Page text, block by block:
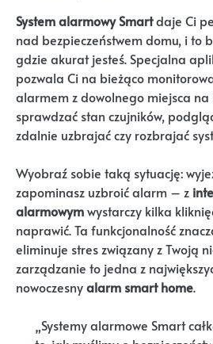
System alarmowy Smartdaje Ci
nad bezpieczeństwem domu, i to
gdzie akurat jesteś. Specjalna
pozwala Ci na bieżąco
alarmem z dowolnego miejsca na
sprawdzać stan czujników,
zdalnie uzbrajać czy rozbrajać
Wyobraź sobie taką sytuację:
zapominasz uzbroić alarm – z
alarmowymwystarczy kilka
naprawić. Ta funkcjonalność
eliminuje stres związany z Twoją
zarządzanie to jedna z
nowoczesnyalarm smart home.
„Systemy alarmowe Smart